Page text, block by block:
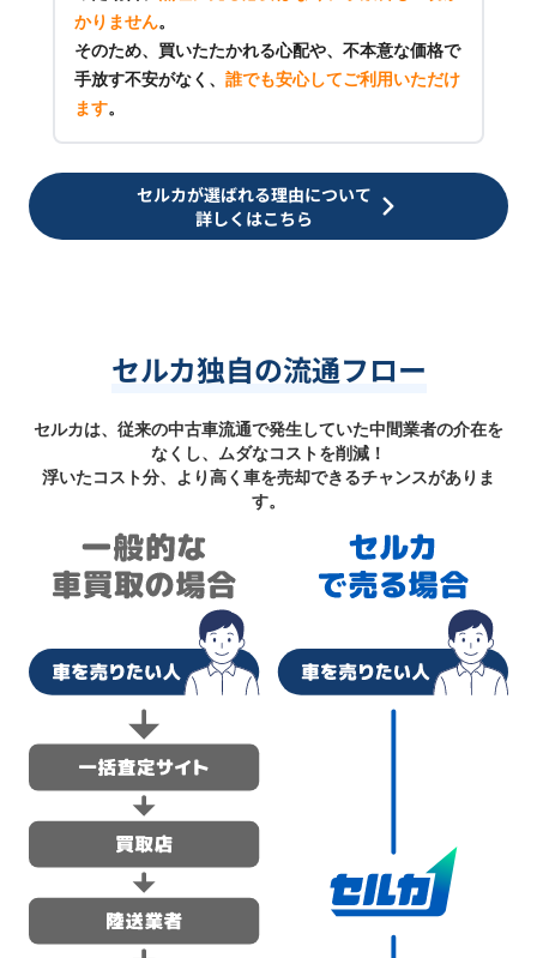
かりません。
そのため、買いたたかれる心配や、不本意な価格で
手放す不安がなく、 誰でも安心してご利用いただけ
ます。
セルカが選ばれる理由について
詳しくはこちら
セルカ独自の流通フロー
セルカは、従来の中古車流通で発生していた中間業者の介在を
なくし、ムダなコストを削減！
浮いたコスト分、より高く車を売却できるチャンスがありま
す。